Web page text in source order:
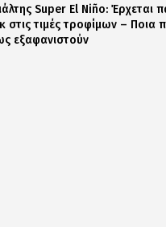
Super El Niño: Έρχεται
στις τιμές τροφίμων – Ποια
εξαφανιστούν